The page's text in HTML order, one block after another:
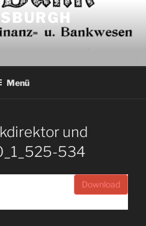
Menü
und
534
Download